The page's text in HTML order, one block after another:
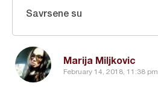
Marija Miljkovic
February 14, 2018, 11:38 pm
Savrsene su